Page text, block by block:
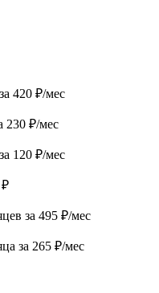
420 ₽/мес
230 ₽/мес
120 ₽/мес
₽
за 495 ₽/мес
за 265 ₽/мес